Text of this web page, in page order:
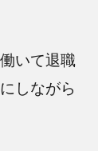
いて退職
しながら